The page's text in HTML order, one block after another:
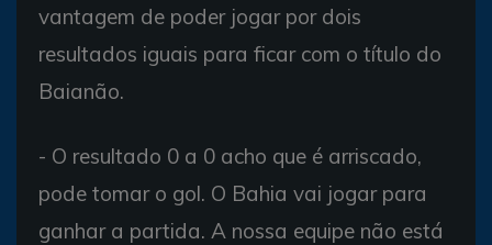
vantagem de poder jogar por dois
resultados iguais para ficar com o título do
Baianão.
- O resultado 0 a 0 acho que é arriscado,
pode tomar o gol. O Bahia vai jogar para
ganhar a partida. A nossa equipe não está